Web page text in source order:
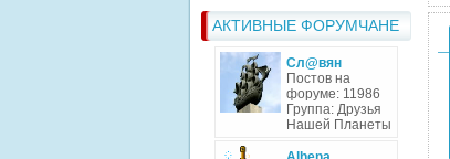
АКТИВНЫЕ ФОРУМЧАНЕ
Сл@вян
Постов на
форуме: 11986
Группа: Друзья
Нашей Планеты